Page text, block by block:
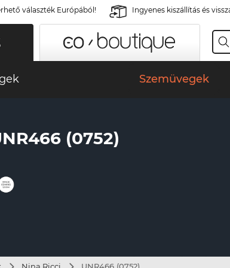
választék Európából! Ingyenes kiszállítás és
Szemüvegek
(0752)